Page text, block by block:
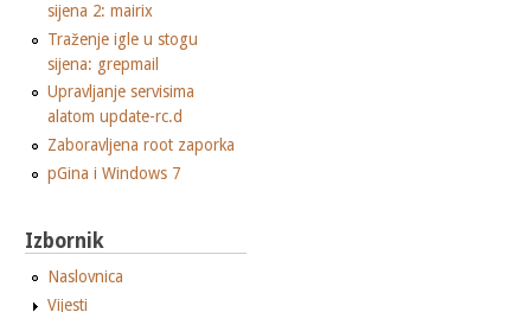
sijena 2: mairix
Traženje igle u stogu
sijena: grepmail
Upravljanje servisima
alatom update-rc.d
Zaboravljena root zaporka
pGina i Windows 7
Izbornik
Naslovnica
Vijesti